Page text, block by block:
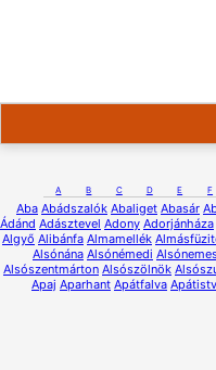
A B C D E F
Aba Abádszalók Abaliget Abasár
Ádánd Adásztevel Adony Adorjánháza
Algyő Alibánfa Almamellék
Alsónána Alsónémedi
Alsószentmárton Alsószölnök
Apaj Aparhant Apátfalva